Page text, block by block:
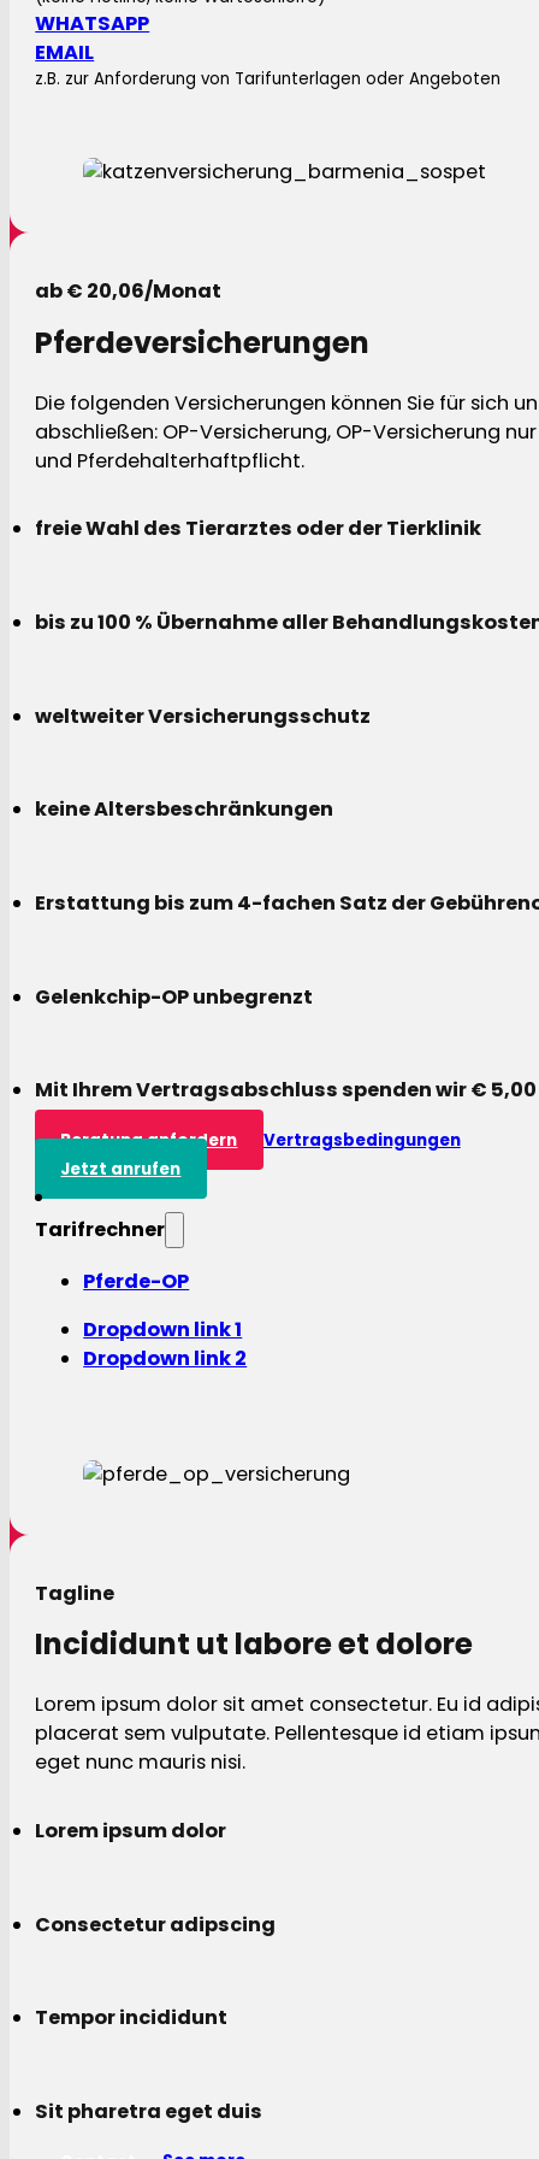
WHATSAPP
EMAIL
z.B. zur Anforderung von Tarifunterlagen oder Angeboten
ab € 20,06/Monat
Pferdeversicherungen
Die folgenden Versicherungen können Sie für sich
abschließen: OP-Versicherung, OP-Versicherung
und Pferdehalterhaftpflicht.
freie Wahl des Tierarztes oder der Tierklinik
bis zu 100 % Übernahme aller
weltweiter Versicherungsschutz
keine Altersbeschränkungen
Erstattung bis zum 4-fachen Satz der
Gelenkchip-OP unbegrenzt
Mit Ihrem Vertragsabschluss spenden wir €
Beratung anfordern
Vertragsbedingungen
Jetzt anrufen
Tarifrechner
Pferde-OP
Dropdown link 1
Dropdown link 2
Tagline
Incididunt ut labore et dolore
Lorem ipsum dolor sit amet consectetur. Eu id
placerat sem vulputate. Pellentesque id etiam
eget nunc mauris nisi.
Lorem ipsum dolor
Consectetur adipscing
Tempor incididunt
Sit pharetra eget duis